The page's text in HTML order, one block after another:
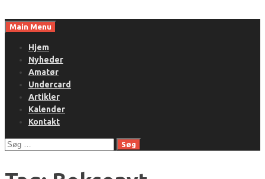
toMain Menu
Hjem
Nyheder
Amatør
Undercard
Artikler
Kalender
Kontakt
Søg